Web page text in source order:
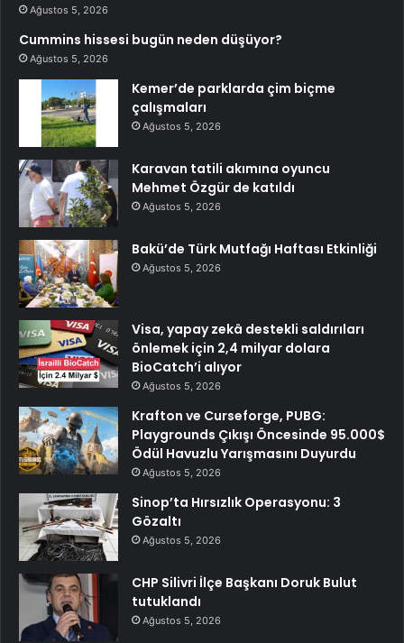
Ağustos 5, 2026
Cummins hissesi bugün neden düşüyor?
Ağustos 5, 2026
Kemer’de parklarda çim biçme
çalışmaları
Ağustos 5, 2026
Karavan tatili akımına oyuncu
Mehmet Özgür de katıldı
Ağustos 5, 2026
Bakü’de Türk Mutfağı Haftası Etkinliği
Ağustos 5, 2026
Visa, yapay zekâ destekli saldırıları
önlemek için 2,4 milyar dolara
BioCatch’i alıyor
Ağustos 5, 2026
Krafton ve Curseforge, PUBG:
Playgrounds Çıkışı Öncesinde 95.000$
Ödül Havuzlu Yarışmasını Duyurdu
Ağustos 5, 2026
Sinop’ta Hırsızlık Operasyonu: 3
Gözaltı
Ağustos 5, 2026
CHP Silivri İlçe Başkanı Doruk Bulut
tutuklandı
Ağustos 5, 2026